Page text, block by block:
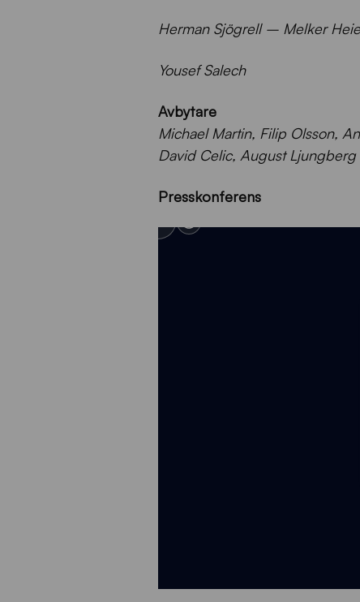
Herman Sjögrell – Melker
Yousef Salech
Avbytare
Michael Martin, Filip Olsson,
David Celic, August Ljungberg
Presskonferens